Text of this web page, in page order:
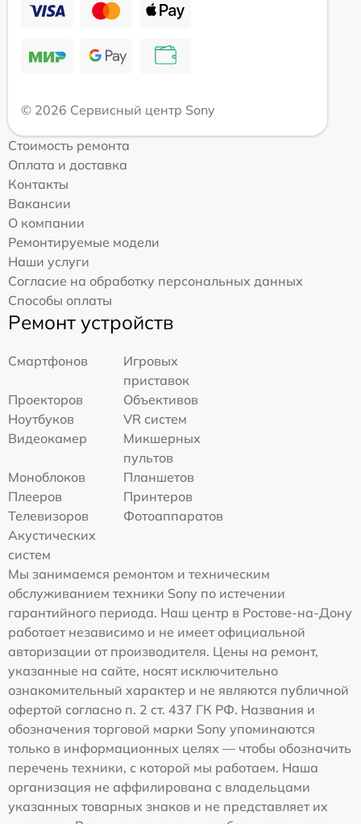
© 2026 Сервисный центр Sony
Стоимость ремонта
Оплата и доставка
Контакты
Вакансии
О компании
Ремонтируемые модели
Наши услуги
Согласие на обработку персональных данных
Способы оплаты
Ремонт устройств
Смартфонов
Игровых
приставок
Проекторов
Объективов
Ноутбуков
VR систем
Видеокамер
Микшерных
пультов
Моноблоков
Планшетов
Плееров
Принтеров
Телевизоров
Фотоаппаратов
Акустических
систем
Мы занимаемся ремонтом и техническим
обслуживанием техники Sony по истечении
гарантийного периода. Наш центр в Ростове-на-Дону
работает независимо и не имеет официальной
авторизации от производителя. Цены на ремонт,
указанные на сайте, носят исключительно
ознакомительный характер и не являются публичной
офертой согласно п. 2 ст. 437 ГК РФ. Названия и
обозначения торговой марки Sony упоминаются
только в информационных целях — чтобы обозначить
перечень техники, с которой мы работаем. Наша
организация не аффилирована с владельцами
указанных товарных знаков и не представляет их